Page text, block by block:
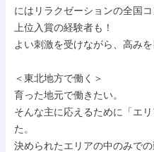
にはリラクゼーションの全国
上位入賞の経験者も！
よい刺激を受けながら、高み
＜東北地方で働く＞
育った地元で働きたい。
そんな主に応えるために「エ
た。
決められたエリアの中のみでの